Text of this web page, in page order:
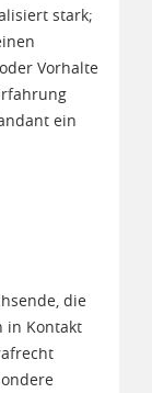
stark;
Vorhalte
ein
die
in Kontakt